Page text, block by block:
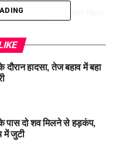
Negi को गिरफ्तार किया
है. सोशल मीडिया पर शेफ
की मांग की है। जहां एक
है। तो वहीं सीएम धामी
गुप्ता से बात की है और
दौरान हादसा, तेज बहाव में बहा
पास दो शव मिलने से हड़कंप,
में जुटी